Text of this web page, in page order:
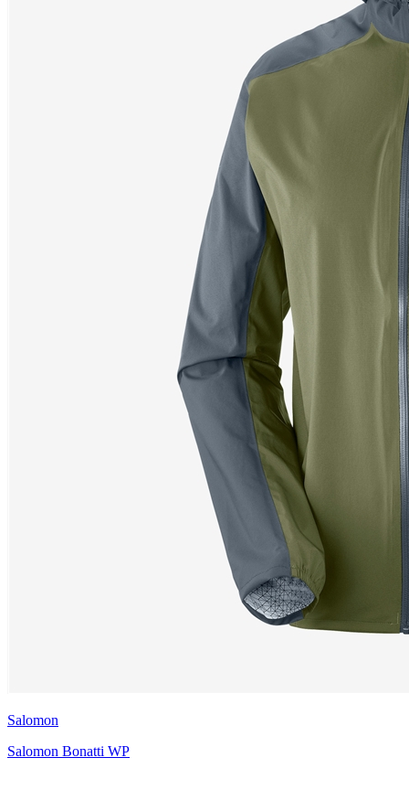
Salomon
Salomon Bonatti WP